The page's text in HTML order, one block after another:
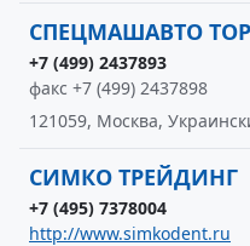
СПЕЦМАШАВТО
+7 (499) 2437893
факс +7 (499) 2437898
121059, Москва,
СИМКО ТРЕЙДИНГ
+7 (495) 7378004
http://www.simkodent.ru